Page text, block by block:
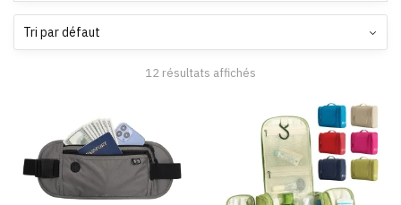
12 résultats affichés